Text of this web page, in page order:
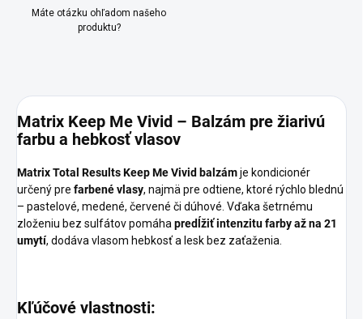
Máte otázku ohľadom našeho
produktu?
Matrix Keep Me Vivid – Balzám pre žiarivú
farbu a hebkosť vlasov
Matrix Total Results Keep Me Vivid balzámje kondicionér
určený pre farbené vlasy, najmä pre odtiene, ktoré rýchlo blednú
– pastelové, medené, červené či dúhové. Vďaka šetrnému
zloženiu bez sulfátov pomáhapredĺžiť intenzitu farby až na 21
umytí, dodáva vlasom hebkosť a lesk bez zaťaženia.
Kľúčové vlastnosti: